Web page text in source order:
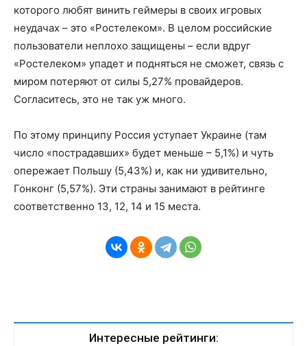
которого любят винить геймеры в своих игровых
неудачах – это «Ростелеком». В целом российские
пользователи неплохо защищены – если вдруг
«Ростелеком» упадет и подняться не сможет, связь с
миром потеряют от силы 5,27% провайдеров.
Согласитесь, это не так уж много.
По этому принципу Россия уступает Украине (там
число «пострадавших» будет меньше – 5,1%) и чуть
опережает Польшу (5,43%) и, как ни удивительно,
Гонконг (5,57%). Эти страны занимают в рейтинге
соответственно 13, 12, 14 и 15 места.
Интересные рейтинги: